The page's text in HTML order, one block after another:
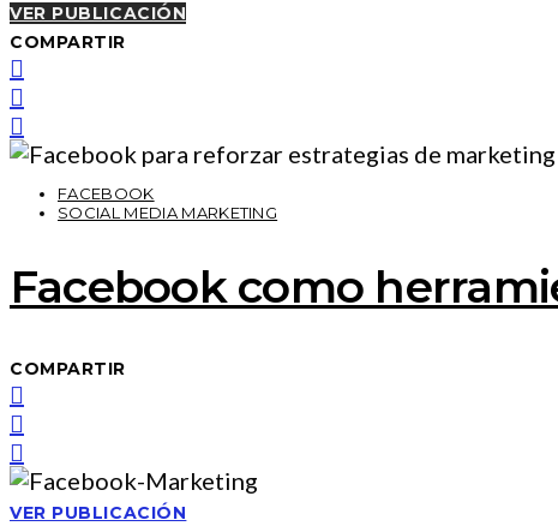
VER PUBLICACIÓN
COMPARTIR
FACEBOOK
SOCIAL MEDIA MARKETING
Facebook como
COMPARTIR
VER PUBLICACIÓN